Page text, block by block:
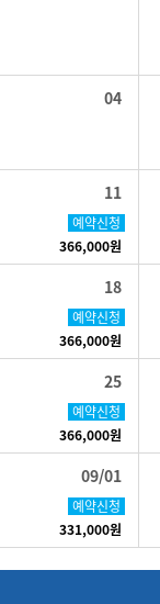
04
11
예약신청
366,000원
18
예약신청
366,000원
25
예약신청
366,000원
09/01
예약신청
331,000원